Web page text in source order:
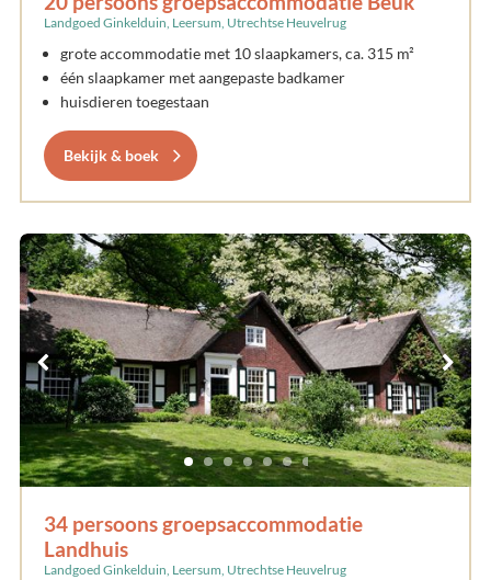
Landgoed Ginkelduin, Leersum, Utrechtse Heuvelrug
grote accommodatie met 10 slaapkamers, ca. 315 m²
één slaapkamer met aangepaste badkamer
huisdieren toegestaan
Bekijk & boek
34 persoons groepsaccommodatie
Landhuis
Landgoed Ginkelduin, Leersum, Utrechtse Heuvelrug